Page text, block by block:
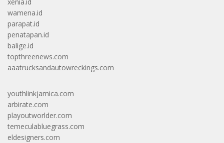
wamena.id
parapat.id
penatapan.id
balige.id
topthreenews.com
aaatrucksandautowreckings.com
youthlinkjamica.com
arbirate.com
playoutworlder.com
temeculabluegrass.com
eldesigners.com